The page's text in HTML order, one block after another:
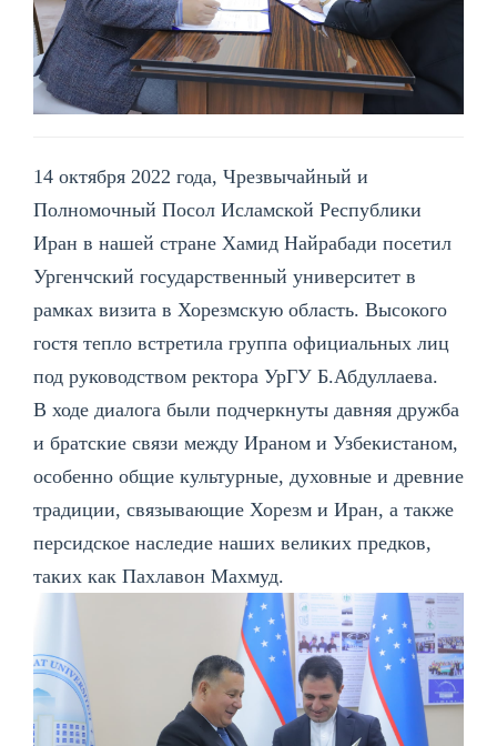
14 октября 2022 года, Чрезвычайный и
Полномочный Посол Исламской Республики
Иран в нашей стране Хамид Найрабади посетил
Ургенчский государственный университет в
рамках визита в Хорезмскую область. Высокого
гостя тепло встретила группа официальных лиц
под руководством ректора УрГУ Б.Абдуллаева.
В ходе диалога были подчеркнуты давняя дружба
и братские связи между Ираном и Узбекистаном,
особенно общие культурные, духовные и древние
традиции, связывающие Хорезм и Иран, а также
персидское наследие наших великих предков,
таких как Пахлавон Махмуд.